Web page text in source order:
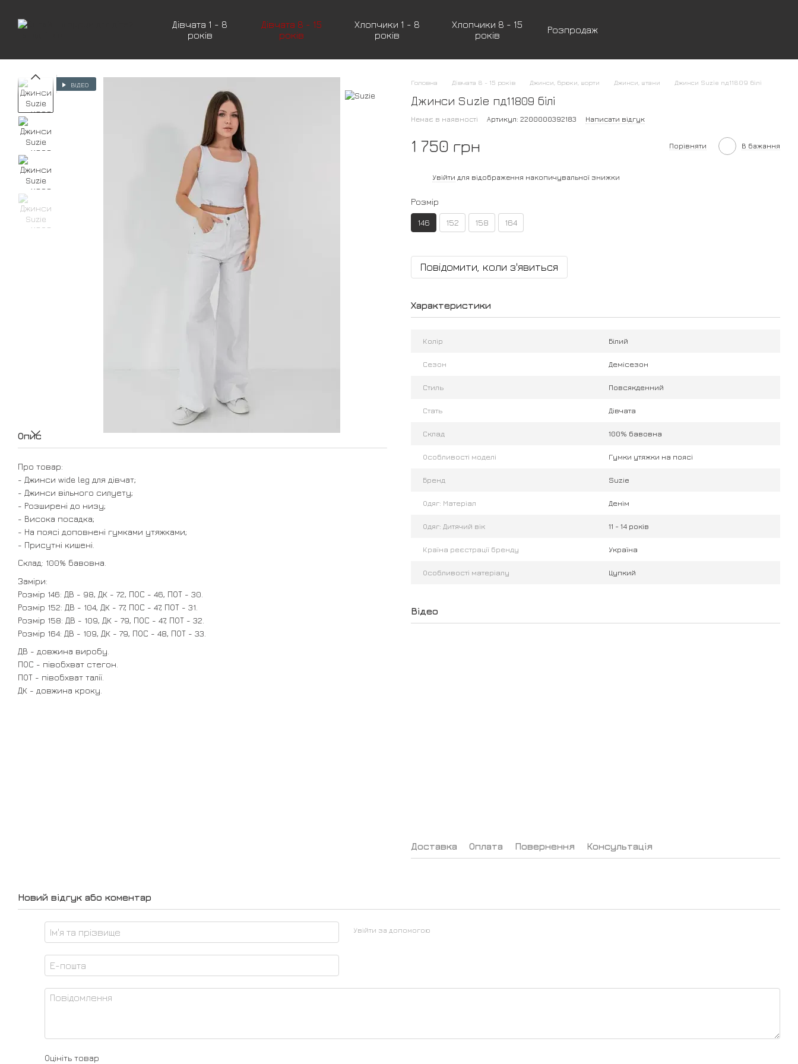
Дівчата 1 - 8
років
Дівчата 8 - 15
років
Хлопчики 1 - 8
років
Хлопчики 8 - 15
років
Розпродаж
ВІДЕО
Опис
Про товар:
- Джинси wide leg для дівчат;
- Джинси вільного силуету;
- Розширені до низу;
- Висока посадка;
- На поясі доповнені гумками утяжками;
- Присутні кишені.
Склад: 100% бавовна.
Заміри:
Розмір 146: ДВ - 98, ДК - 72, ПОС - 46, ПОТ - 30.
Розмір 152: ДВ - 104, ДК - 77, ПОС - 47, ПОТ - 31.
Розмір 158: ДВ - 109, ДК - 79, ПОС - 47, ПОТ - 32.
Розмір 164: ДВ - 109, ДК - 79, ПОС - 48, ПОТ - 33.
ДВ - довжина виробу.
ПОС - півобхват стегон.
ПОТ - півобхват талії.
ДК - довжина кроку.
Головна Дівчата 8 - 15 років Джинси, брюки, шорти Джинси, штани Джинси Suzie пд11809 білі
Джинси Suzie пд11809 білі
Немає в наявності Артикул: 2200000392183 Написати відгук
1 750 грн Порівняти В бажання
Увійти для відображення накопичувальної знижки
Розмір
146 152 158 164
Повідомити, коли з'явиться
Характеристики
Колір Білий
Сезон Демісезон
Стиль Повсякденний
Стать Дівчата
Склад 100% бавовна
Особливості моделі Гумки утяжки на поясі
Бренд Suzie
Одяг: Матеріал Денім
Одяг: Дитячий вік 11 - 14 років
Країна реєстрації бренду Україна
Особливості матеріалу Цупкий
Відео
Доставка Оплата Повернення Консультація
Новий відгук або коментар
Увійти за допомогою
Оцініть товар